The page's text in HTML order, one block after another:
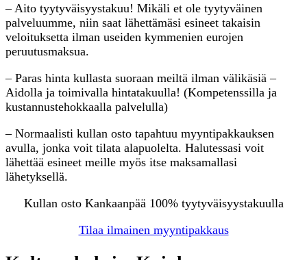
– Aito tyytyväisyystakuu! Mikäli et ole tyytyväinen
palveluumme, niin saat lähettämäsi esineet takaisin
veloituksetta ilman useiden kymmenien eurojen
peruutusmaksua.
– Paras hinta kullasta suoraan meiltä ilman välikäsiä –
Aidolla ja toimivalla hintatakuulla! (Kompetenssilla ja
kustannustehokkaalla palvelulla)
– Normaalisti kullan osto tapahtuu myyntipakkauksen
avulla, jonka voit tilata alapuolelta. Halutessasi voit
lähettää esineet meille myös itse maksamallasi
lähetyksellä.
Kullan osto Kankaanpää 100% tyytyväisyystakuulla
Tilaa ilmainen myyntipakkaus